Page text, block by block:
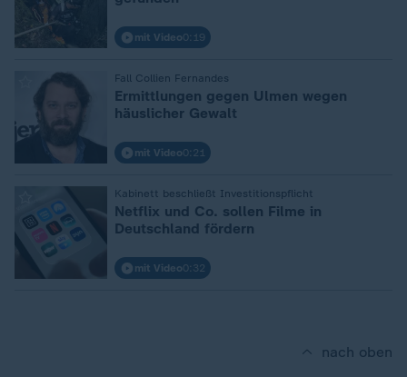
mit Video0:19
Fall Collien Fernandes
Ermittlungen gegen Ulmen wegen
häuslicher Gewalt
mit Video0:21
Kabinett beschließt Investitionspflicht
Netflix und Co. sollen Filme in
Deutschland fördern
mit Video0:32
nach oben